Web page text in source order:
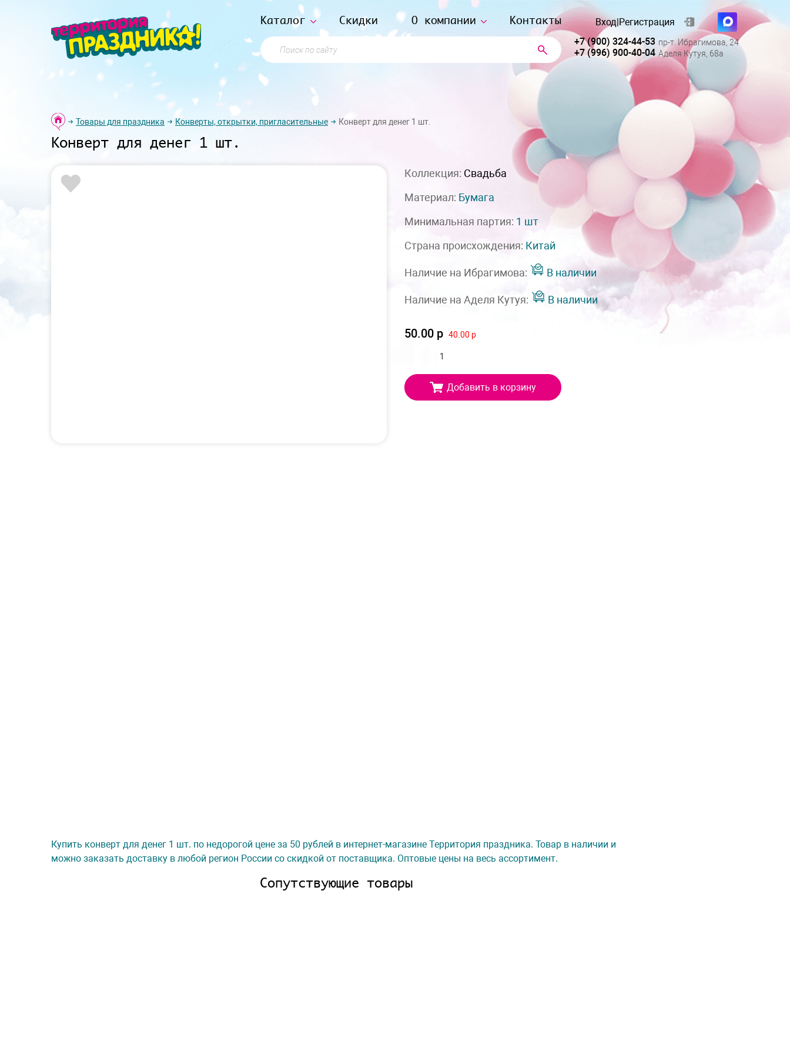
Каталог Скидки О компании Контакты
Поиск по сайту
Вход|Регистрация
+7 (900) 324-44-53 пр-т. Ибрагимова, 24
+7 (996) 900-40-04 Аделя Кутуя, 68а
Товары для праздника Конверты, открытки, пригласительные Конверт для денег 1 шт.
Конверт для денег 1 шт.
Коллекция: Свадьба
Материал: Бумага
Минимальная партия: 1 шт
Страна происхождения: Китай
Наличие на Ибрагимова: В наличии
Наличие на Аделя Кутуя: В наличии
50.00 р 40.00 р
Добавить в корзину
Купить конверт для денег 1 шт. по недорогой цене за 50 рублей в интернет-магазине Территория праздника. Товар в наличии и
можно заказать доставку в любой регион России со скидкой от поставщика. Оптовые цены на весь ассортимент.
Сопутствующие товары